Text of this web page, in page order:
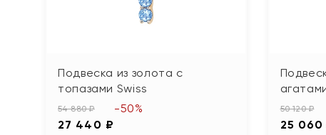
Подвеска из золота с
топазами Swiss
54 880 ₽
27 440 ₽
-50% 50 120 ₽
25 060